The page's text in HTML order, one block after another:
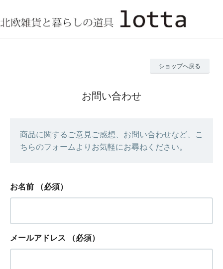
ショップへ戻る
お問い合わせ
商品に関するご意見ご感想、お問い合わせなど、こ
ちらのフォームよりお気軽にお尋ねください。
お名前 （必須）
メールアドレス （必須）